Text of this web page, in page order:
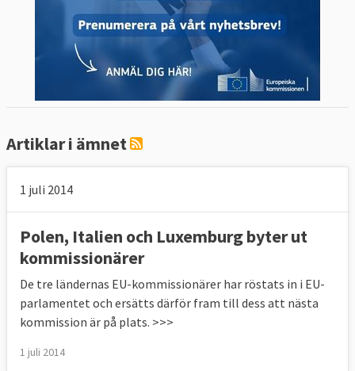
Artiklar i ämnet
1 juli 2014
Polen, Italien och Luxemburg byter ut
kommissionärer
De tre ländernas EU-kommissionärer har röstats in i EU-
parlamentet och ersätts därför fram till dess att nästa
kommission är på plats. >>>
1 juli 2014